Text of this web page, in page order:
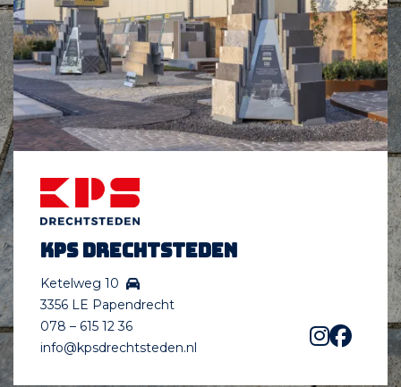
KPS Drechtsteden
Ketelweg 10
3356 LE Papendrecht
078 – 615 12 36
info@kpsdrechtsteden.nl